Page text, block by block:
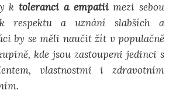
ktoleranci a empatiimezi sebou
k respektu a uznání slabších a
by se měli naučit žít v populačně
kde jsou zastoupeni jedinci s
vlastnostmi i zdravotním